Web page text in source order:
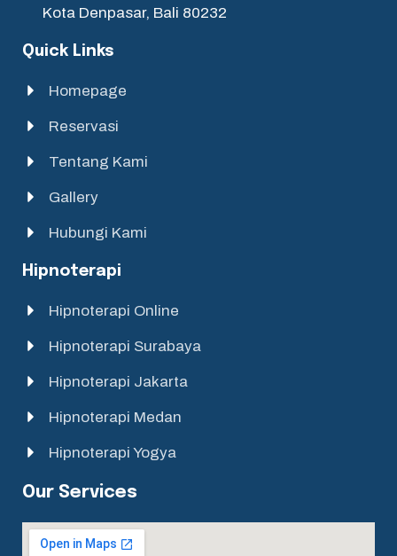
Kota Denpasar, Bali 80232
Quick Links
Homepage
Reservasi
Tentang Kami
Gallery
Hubungi Kami
Hipnoterapi
Hipnoterapi Online
Hipnoterapi Surabaya
Hipnoterapi Jakarta
Hipnoterapi Medan
Hipnoterapi Yogya
Our Services